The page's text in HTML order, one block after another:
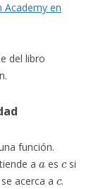
Academy en
del libro
función.
a
a
es
si
se acerca a
c
.